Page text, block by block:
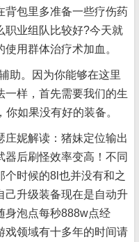
背包里多准备一些疗伤药
职业组队比较好?今天就
用群体治疗术加血。
。因为你能够在这里
一样，首先需要我们的生
如果没有好的装备。
妮解读：猪妹定位输出
后刷怪效率变高！不同
个时候的8l也并没有和之
己升级装备现在是自动升
身泡点每秒888w点经
戏领域有十多年的时间请